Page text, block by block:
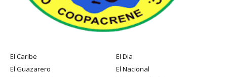
El Caribe
El Dia
El Guazarero
El Nacional